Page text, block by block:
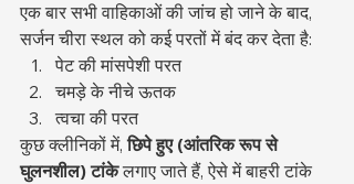
एक बार सभी वाहिकाओं की जांच हो जाने के बाद,
सर्जन चीरा स्थल को कई परतों में बंद कर देता है:
पेट की मांसपेशी परत
चमड़े के नीचे ऊतक
त्वचा की परत
कुछ क्लीनिकों में, छिपे हुए (आंतरिक रूप से
घुलनशील) टांके लगाए जाते हैं, ऐसे में बाहरी टांके